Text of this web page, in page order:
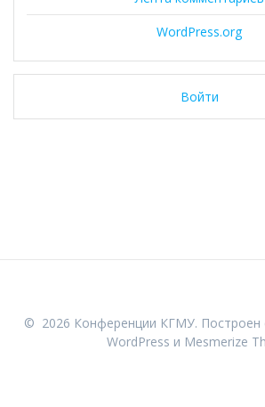
WordPress.org
Войти
© 2026 Конференции КГМУ. Построен
WordPress и Mesmerize